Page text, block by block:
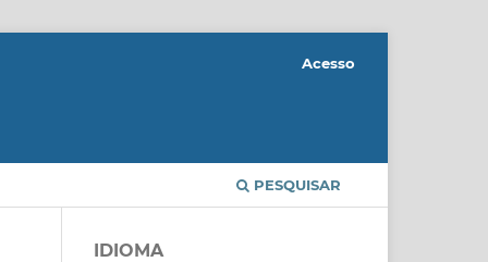
PESQUISAR
Acesso
IDIOMA